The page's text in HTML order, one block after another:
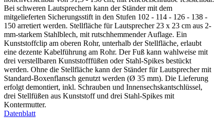
Bei schweren Lautsprechern kann der Ständer mit dem
mitgelieferten Sicherungsstift in den Stufen 102 - 114 - 126 - 138 -
150 arretiert werden. Stellfläche für Lautsprecher 23 x 23 cm aus 2-
mm-starkem Stahlblech, mit rutschhemmender Auflage. Ein
Kunststoffclip am oberen Rohr, unterhalb der Stellfläche, erlaubt
eine dezente Kabelführung am Rohr. Der Fuß kann wahlweise mit
drei verstellbaren Kunststofffüßen oder Stahl-Spikes bestückt
werden. Ohne die Stellfläche kann der Ständer für Lautsprecher mit
Standard-Boxenflansch genutzt werden (Ø 35 mm). Die Lieferung
erfolgt demontiert, inkl. Schrauben und Innensechskantschlüssel,
drei Stellfüßen aus Kunststoff und drei Stahl-Spikes mit
Kontermutter.
Datenblatt